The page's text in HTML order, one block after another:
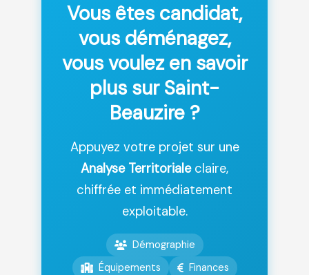
Vous êtes candidat,
vous déménagez,
vous voulez en savoir
plus sur Saint-
Beauzire ?
Appuyez votre projet sur une
Analyse Territorialeclaire,
chiffrée et immédiatement
exploitable.
Démographie
Équipements
Finances